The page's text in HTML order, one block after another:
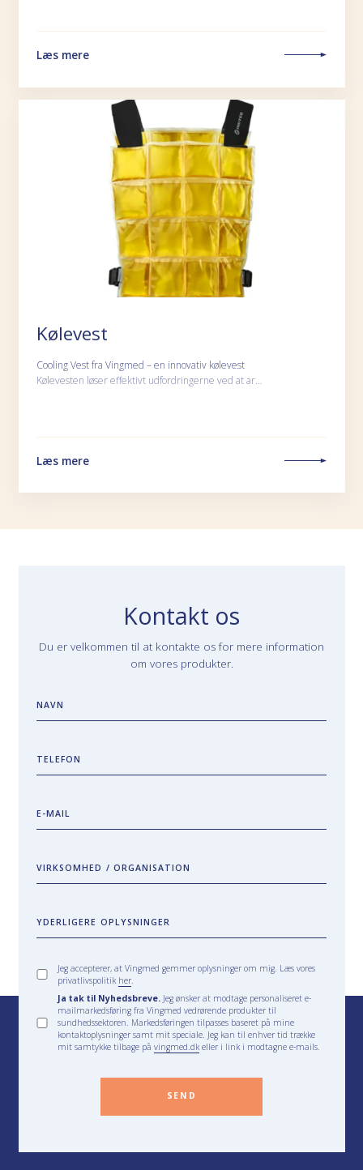
Læs mere
Kølevest
Cooling Vest fra Vingmed – en innovativ kølevest
Kølevesten løser effektivt udfordringerne ved at ar…
Læs mere
Kontakt os
Du er velkommen til at kontakte os for mere information
om vores produkter.
NAVN
TELEFON
E-MAIL
VIRKSOMHED / ORGANISATION
YDERLIGERE OPLYSNINGER
Jeg accepterer, at Vingmed gemmer oplysninger om mig. Læs vores
privatlivspolitik her
Ja tak til Nyhedsbreve. Jeg ønsker at modtage personaliseret e-
mailmarkedsføring fra Vingmed vedrørende produkter til
sundhedssektoren. Markedsføringen tilpasses baseret på mine
kontaktoplysninger samt mit speciale. Jeg kan til enhver tid trække
mit samtykke tilbage påvingmed.dkeller i link i modtagne e-mails.
SEND